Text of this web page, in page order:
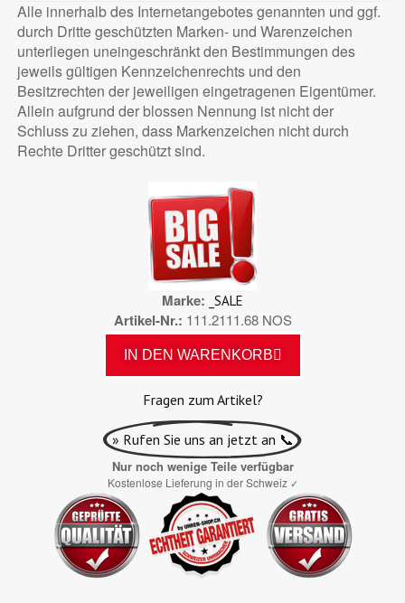
Alle innerhalb des Internetangebotes genannten und ggf.
durch Dritte geschützten Marken- und Warenzeichen
unterliegen uneingeschränkt den Bestimmungen des
jeweils gültigen Kennzeichenrechts und den
Besitzrechten der jeweiligen eingetragenen Eigentümer.
Allein aufgrund der blossen Nennung ist nicht der
Schluss zu ziehen, dass Markenzeichen nicht durch
Rechte Dritter geschützt sind.
Marke _SALE
Artikel-Nr. 111.2111.68 NOS
IN DEN WARENKORB
Fragen zum Artikel?
» Rufen Sie uns an jetzt an 📞
Nur noch wenige Teile verfügbar
Kostenlose Lieferung in der Schweiz ✓